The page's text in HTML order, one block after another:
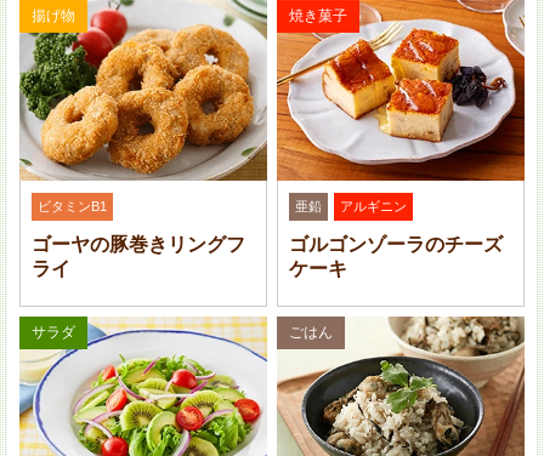
なすは水気を切る。オクラはさっとゆで、粗熱がとれた
ら粗みじん切りにする。長芋ときゅうりは 5 mm 角に切
る。
揚げ物
ビタミンB1
ゴーヤの豚巻きリングフ
ライ
焼き菓子
亜鉛 アルギニン
ゴルゴンゾーラのチーズ
ケーキ
サラダ ごはん